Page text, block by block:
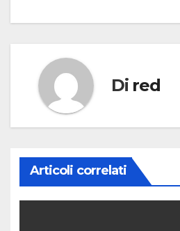
Di red
Articoli correlati